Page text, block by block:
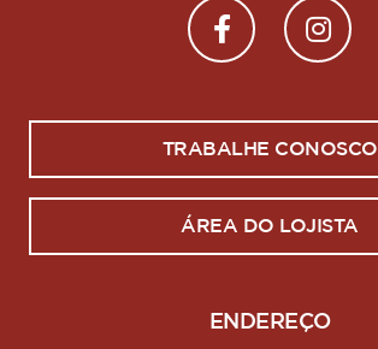
TRABALHE CONOSCO
ÁREA DO LOJISTA
ENDEREÇO